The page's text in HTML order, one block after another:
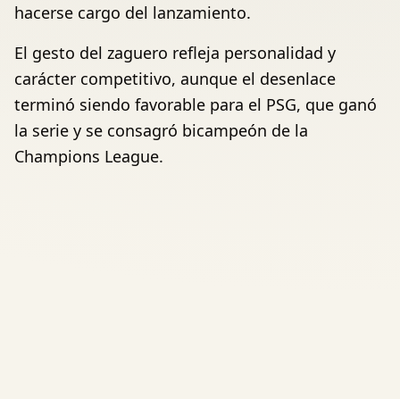
hacerse cargo del lanzamiento.
El gesto del zaguero refleja personalidad y
carácter competitivo, aunque el desenlace
terminó siendo favorable para el PSG, que ganó
la serie y se consagró bicampeón de la
Champions League.